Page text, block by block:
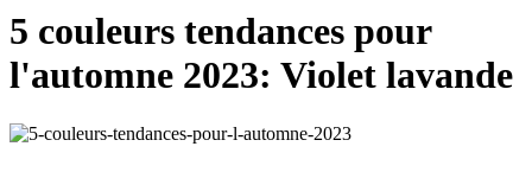
5 couleurs tendances pour
l'automne 2023: Violet lavande